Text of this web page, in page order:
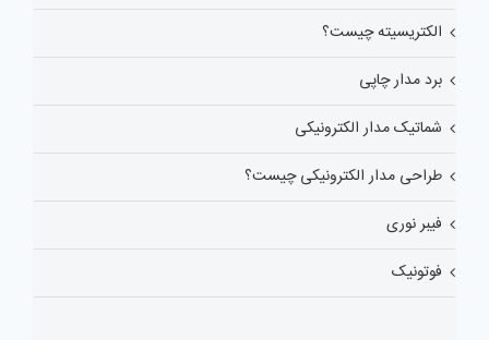
الکتریسیته چیست؟
برد مدار چاپی
شماتیک مدار الکترونیکی
طراحی مدار الکترونیکی چیست؟
فیبر نوری
فوتونیک